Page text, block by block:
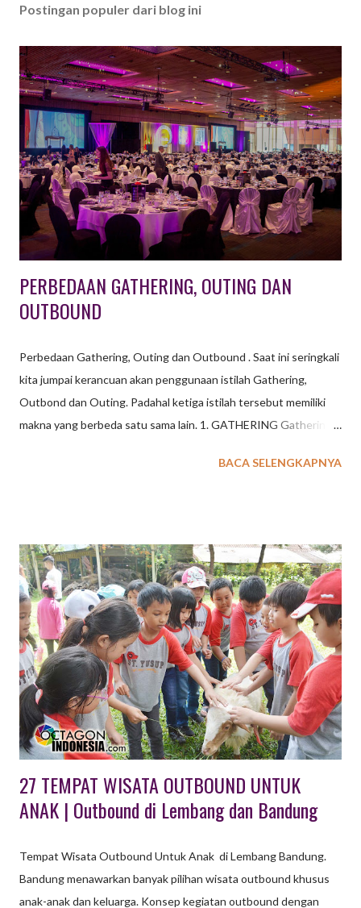
Postingan populer dari blog ini
PERBEDAAN GATHERING, OUTING DAN
OUTBOUND
Perbedaan Gathering, Outing dan Outbound . Saat ini seringkali
kita jumpai kerancuan akan penggunaan istilah Gathering,
Outbond dan Outing. Padahal ketiga istilah tersebut memiliki
makna yang berbeda satu sama lain. 1. GATHERING Gathering
sekolah ataupun perusahaan yang diadakan pada waktu
Kegiatan ini secara fisik, pikiran, dan emosional tidak terlalu
berat. Lebih dominan kepada unsur hiburan. Seperti misalnya
bersama-sama berkunjung ke wahana wisata tertentu, makan
bersama ditambah dengan hiburan musik, artis, ataupun
permainan yang menyenangkan, dan lain sebagainya. Aktivitas
yang dilakukan lebih tertuju pada aspek menyenangkan
sehingga tidak membutuhkan persiapan khusus. Dilingkup
perusahaan, gathering biasanya dibedakan lagi menjadi
Employee Gatheri...
BACA SELENGKAPNYA
27 TEMPAT WISATA OUTBOUND UNTUK
ANAK | Outbound di Lembang dan Bandung
Tempat Wisata Outbound Untuk Anak di Lembang Bandung.
Bandung menawarkan banyak pilihan wisata outbound khusus
anak-anak dan keluarga. Konsep kegiatan outbound dengan